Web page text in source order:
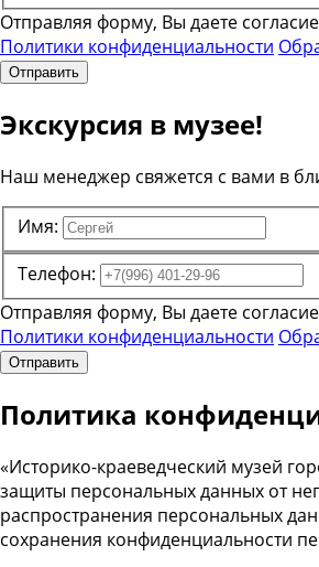
Отправляя форму, Вы даете
Политики конфиденциальности
Отправить
Экскурсия в музее!
Наш менеджер свяжется с вами в
Имя:
Телефон:
Отправляя форму, Вы даете
Политики конфиденциальности
Отправить
Политика
«Историко-краеведческий музей
защиты персональных данных от
распространения персональных
сохранения конфиденциальности